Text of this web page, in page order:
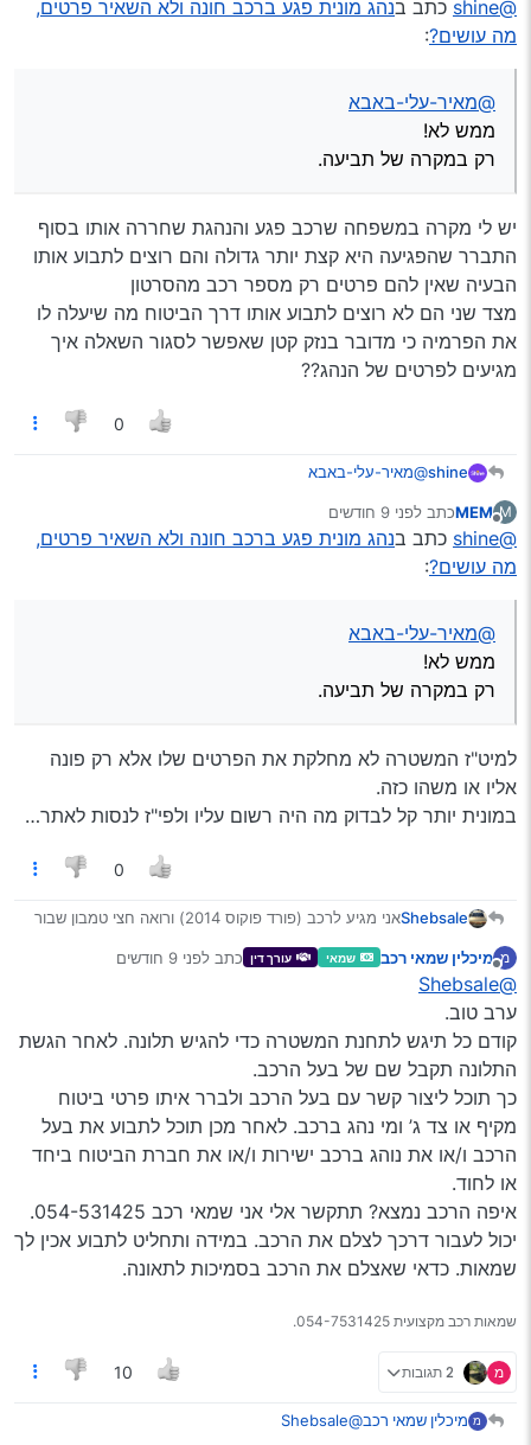
@shine כתב בנהג מונית פגע ברכב חונה ולא השאיר פרטים,
מה עושים?:
@מאיר-עלי-באבא
ממש לא!
רק במקרה של תביעה.
יש לי מקרה במשפחה שרכב פגע והנהגת שחררה אותו בסוף
התברר שהפגיעה היא קצת יותר גדולה והם רוצים לתבוע אותו
הבעיה שאין להם פרטים רק מספר רכב מהסרטון
מצד שני הם לא רוצים לתבוע אותו דרך הביטוח מה שיעלה לו
את הפרמיה כי מדובר בנזק קטן שאפשר לסגור השאלה איך
מגיעים לפרטים של הנהג??
0
shine@מאיר-עלי-באבא
רק במקרה של תביעה.
M
מנותק
MEMכתב לפני 9 חודשים
נערך לאחרונה על ידי
@shine כתב בנהג מונית פגע ברכב חונה ולא השאיר פרטים,
מה עושים?:
@מאיר-עלי-באבא
ממש לא!
רק במקרה של תביעה.
למיט"ז המשטרה לא מחלקת את הפרטים שלו אלא רק פונה
אליו או משהו כזה.
במונית יותר קל לבדוק מה היה רשום עליו ולפי"ז לנסות לאתר…
0
Shebsale
אני מגיע לרכב (פורד פוקוס 2014) ורואה חצי טמבון שבור
יש להם מצלמה על האזור” (ב"ה שזה קרה בשכונה חרדית),
על הפוגע, לאחר חיפוש בחברות הביטוח מצאתי שהמונית
מבוטחת בשומרה,
כעת אני זקוק לעזרת המומחים, מה עושים הלאה?
יצויין שהרכב שלי בלי טסט וביטוח.
VID_20251110_183827_305.mp4
מ
מנותק
מיכלין שמאי רכב שמאי עורך דין כתבלפני 9 חודשים
נערך לאחרונה על ידי
@Shebsale
ערב טוב.
קודם כל תיגש לתחנת המשטרה כדי להגיש תלונה. לאחר הגשת
התלונה תקבל שם של בעל הרכב.
כך תוכל ליצור קשר עם בעל הרכב ולברר איתו פרטי ביטוח
מקיף או צד ג’ ומי נהג ברכב. לאחר מכן תוכל לתבוע את בעל
הרכב ו/או את נוהג ברכב ישירות ו/או את חברת הביטוח ביחד
או לחוד.
איפה הרכב נמצא? תתקשר אלי אני שמאי רכב 054-531425.
יכול לעבור דרכך לצלם את הרכב. במידה ותחליט לתבוע אכין לך
שמאות. כדאי שאצלם את הרכב בסמיכות לתאונה.
שמאות רכב מקצועית 054-7531425.
מ 2 תגובות 10
מ מיכלין שמאי רכב@Shebsale